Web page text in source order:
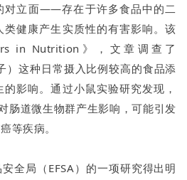
对立面——存在于许多食品中的二
健康产生实质性的有害影响。该
in Nutrition》，文章调查了
）这种日常摄入比例较高的食品添
影响。通过小鼠实验研究发现，
肠道微生物群产生影响，可能引发
等疾病。
全局（EFSA）的一项研究得出明